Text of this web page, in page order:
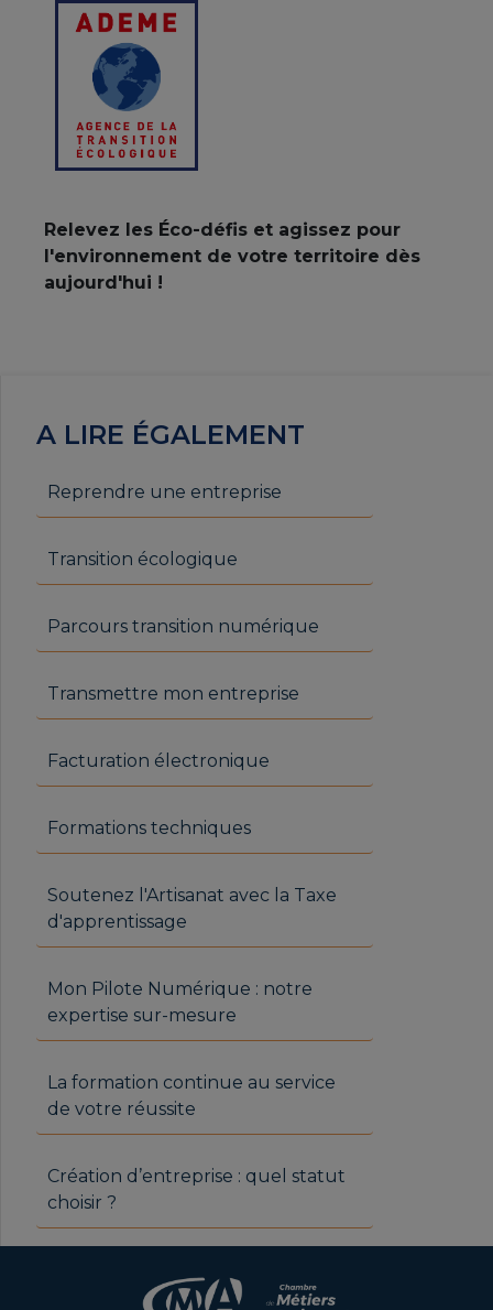
Relevez les Éco-défis et agissez pour
l'environnement de votre territoire dès
aujourd'hui !
A LIRE ÉGALEMENT
Reprendre une entreprise
Transition écologique
Parcours transition numérique
Transmettre mon entreprise
Facturation électronique
Formations techniques
Soutenez l'Artisanat avec la Taxe
d'apprentissage
Mon Pilote Numérique : notre
expertise sur-mesure
La formation continue au service
de votre réussite
Création d’entreprise : quel statut
choisir ?